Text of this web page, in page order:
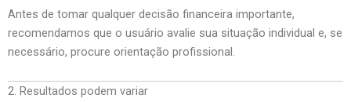
Antes de tomar qualquer decisão financeira importante,
recomendamos que o usuário avalie sua situação individual e, se
necessário, procure orientação profissional.
2. Resultados podem variar